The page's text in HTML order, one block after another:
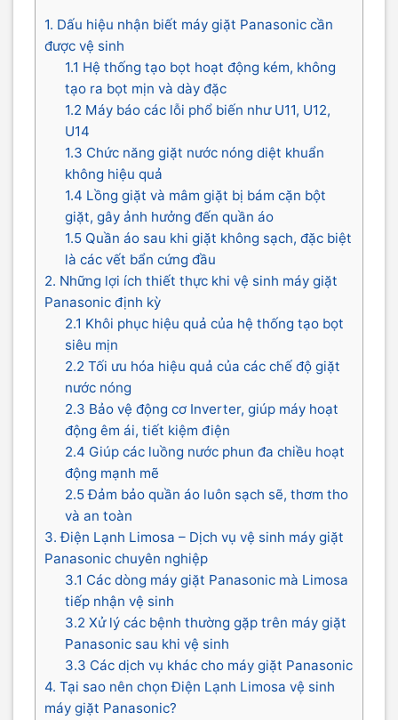
1. Dấu hiệu nhận biết máy giặt Panasonic cần
được vệ sinh
1.1 Hệ thống tạo bọt hoạt động kém, không
tạo ra bọt mịn và dày đặc
1.2 Máy báo các lỗi phổ biến như U11, U12,
U14
1.3 Chức năng giặt nước nóng diệt khuẩn
không hiệu quả
1.4 Lồng giặt và mâm giặt bị bám cặn bột
giặt, gây ảnh hưởng đến quần áo
1.5 Quần áo sau khi giặt không sạch, đặc biệt
là các vết bẩn cứng đầu
2. Những lợi ích thiết thực khi vệ sinh máy giặt
Panasonic định kỳ
2.1 Khôi phục hiệu quả của hệ thống tạo bọt
siêu mịn
2.2 Tối ưu hóa hiệu quả của các chế độ giặt
nước nóng
2.3 Bảo vệ động cơ Inverter, giúp máy hoạt
động êm ái, tiết kiệm điện
2.4 Giúp các luồng nước phun đa chiều hoạt
động mạnh mẽ
2.5 Đảm bảo quần áo luôn sạch sẽ, thơm tho
và an toàn
3. Điện Lạnh Limosa – Dịch vụ vệ sinh máy giặt
Panasonic chuyên nghiệp
3.1 Các dòng máy giặt Panasonic mà Limosa
tiếp nhận vệ sinh
3.2 Xử lý các bệnh thường gặp trên máy giặt
Panasonic sau khi vệ sinh
3.3 Các dịch vụ khác cho máy giặt Panasonic
4. Tại sao nên chọn Điện Lạnh Limosa vệ sinh
máy giặt Panasonic?